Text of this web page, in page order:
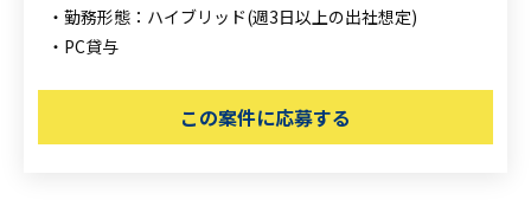
・勤務形態：ハイブリッド(週3日以上の出社想定)
・PC貸与
この案件に応募する